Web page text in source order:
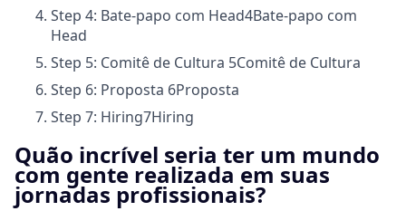
Step 4: Bate-papo com Head4Bate-papo com
Head
Step 5: Comitê de Cultura 5Comitê de Cultura
Step 6: Proposta 6Proposta
Step 7: Hiring7Hiring
Quão incrível seria ter um mundo
com gente realizada em suas
jornadas profissionais?